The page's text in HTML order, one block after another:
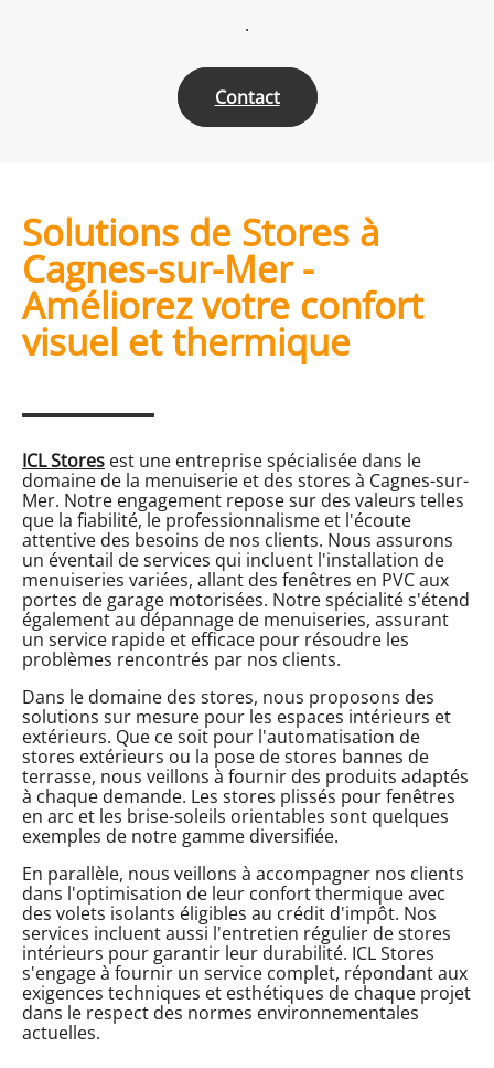
.
Contact
Solutions de Stores à
Cagnes-sur-Mer -
Améliorez votre confort
visuel et thermique
ICL Stores est une entreprise spécialisée dans le
domaine de la menuiserie et des stores à Cagnes-sur-
Mer. Notre engagement repose sur des valeurs telles
que la fiabilité, le professionnalisme et l'écoute
attentive des besoins de nos clients. Nous assurons
un éventail de services qui incluent l'installation de
menuiseries variées, allant des fenêtres en PVC aux
portes de garage motorisées. Notre spécialité s'étend
également au dépannage de menuiseries, assurant
un service rapide et efficace pour résoudre les
problèmes rencontrés par nos clients.
Dans le domaine des stores, nous proposons des
solutions sur mesure pour les espaces intérieurs et
extérieurs. Que ce soit pour l'automatisation de
stores extérieurs ou la pose de stores bannes de
terrasse, nous veillons à fournir des produits adaptés
à chaque demande. Les stores plissés pour fenêtres
en arc et les brise-soleils orientables sont quelques
exemples de notre gamme diversifiée.
En parallèle, nous veillons à accompagner nos clients
dans l'optimisation de leur confort thermique avec
des volets isolants éligibles au crédit d'impôt. Nos
services incluent aussi l'entretien régulier de stores
intérieurs pour garantir leur durabilité. ICL Stores
s'engage à fournir un service complet, répondant aux
exigences techniques et esthétiques de chaque projet
dans le respect des normes environnementales
actuelles.